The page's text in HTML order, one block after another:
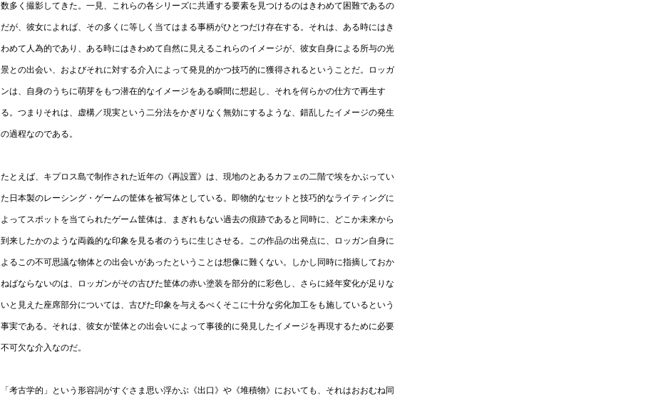
数多く撮影してきた。一見、これらの各シリーズに共通する要素を見つけるのはきわめて困難であるの
だが、彼女によれば、その多くに等しく当てはまる事柄がひとつだけ存在する。それは、ある時にはき
わめて人為的であり、ある時にはきわめて自然に見えるこれらのイメージが、彼女自身による所与の光
景との出会い、およびそれに対する介入によって発見的かつ技巧的に獲得されるということだ。ロッガ
ンは、自身のうちに萌芽をもつ潜在的なイメージをある瞬間に想起し、それを何らかの仕方で再生す
る。つまりそれは、虚構／現実という二分法をかぎりなく無効にするような、錯乱したイメージの発生
の過程なのである。
たとえば、キプロス島で制作された近年の《再設置》は、現地のとあるカフェの二階で埃をかぶってい
た日本製のレーシング・ゲームの筐体を被写体としている。即物的なセットと技巧的なライティングに
よってスポットを当てられたゲーム筐体は、まぎれもない過去の痕跡であると同時に、どこか未来から
到来したかのような両義的な印象を見る者のうちに生じさせる。この作品の出発点に、ロッガン自身に
よるこの不可思議な物体との出会いがあったということは想像に難くない。しかし同時に指摘しておか
ねばならないのは、ロッガンがその古びた筐体の赤い塗装を部分的に彩色し、さらに経年変化が足りな
いと見えた座席部分については、古びた印象を与えるべくそこに十分な劣化加工をも施しているという
事実である。それは、彼女が筐体との出会いによって事後的に発見したイメージを再現するために必要
不可欠な介入なのだ。
「考古学的」という形容詞がすぐさま思い浮かぶ《出口》や《堆積物》においても、それはおおむね同